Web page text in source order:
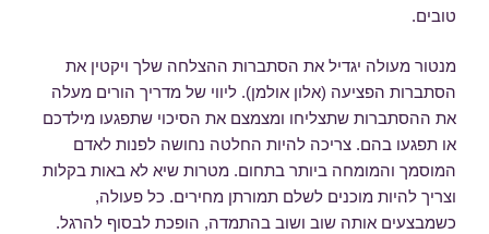
טובים.
מנטור מעולה יגדיל את הסתברות ההצלחה שלך ויקטין את
הסתברות הפציעה (אלון אולמן). ליווי של מדריך הורים מעלה
את ההסתברות שתצליחו ומצמצם את הסיכוי שתפגעו מילדכם
או תפגעו בהם. צריכה להיות החלטה נחושה לפנות לאדם
המוסמך והמומחה ביותר בתחום. מטרות שיא לא באות בקלות
וצריך להיות מוכנים לשלם תמורתן מחירים. כל פעולה,
כשמבצעים אותה שוב ושוב בהתמדה, הופכת לבסוף להרגל.